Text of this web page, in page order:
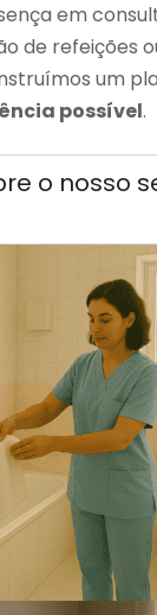
em
de refeições
um
possível.
o nosso